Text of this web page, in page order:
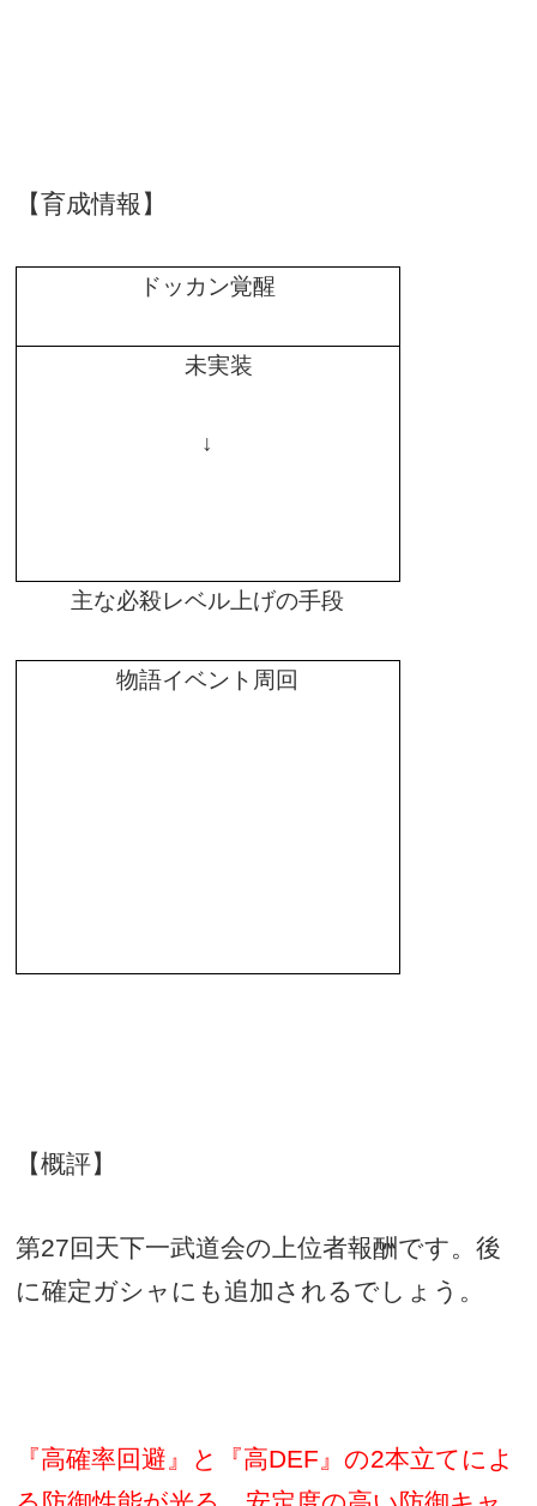
【育成情報】
ドッカン覚醒
未実装
↓
主な必殺レベル上げの手段
物語イベント周回
【概評】
第27回天下一武道会の上位者報酬です。後
に確定ガシャにも追加されるでしょう。
『高確率回避』と『高DEF』の2本立てによ